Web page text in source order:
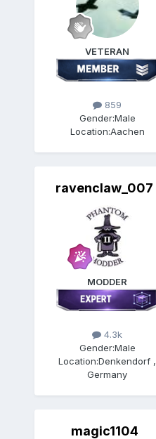
VETERAN
859
Gender:Male
Location:Aachen
ravenclaw_007
MODDER
4.3k
Gender:Male
Location:Denkendorf ,
Germany
magic1104